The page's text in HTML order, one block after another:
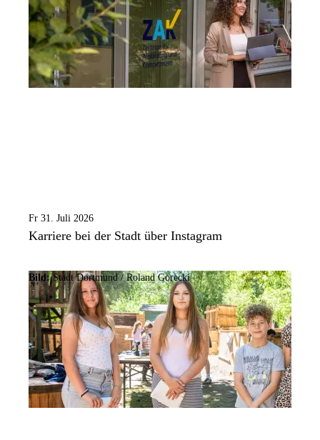
Fr 31. Juli 2026
Karriere bei der Stadt über Instagram
Bild:Stadt Dortmund / Roland Gorecki